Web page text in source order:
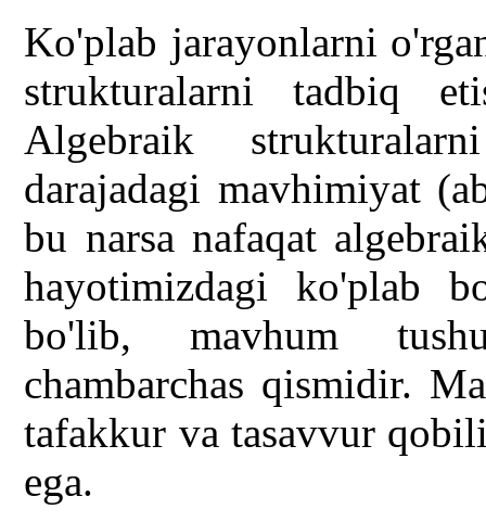
Ko'plab jarayonlarni
strukturalarni tadbiq
Algebraik
darajadagi mavhimiyat
bu narsa nafaqat
hayotimizdagi ko'plab
bo'lib, mavhum
chambarchas qismidir.
tafakkur va tasavvur
ega.